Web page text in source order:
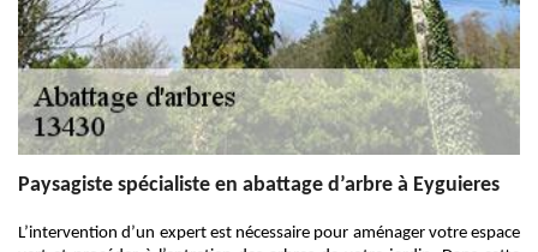
Paysagiste spécialiste en abattage d’arbre à Eyguieres
L’intervention d’un expert est nécessaire pour aménager votre espace